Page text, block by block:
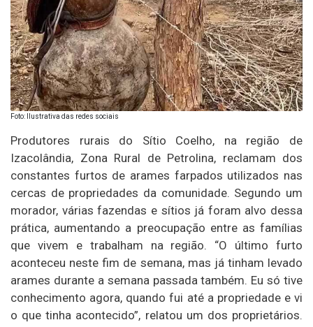
Foto: Ilustrativa das redes sociais
Produtores rurais do Sítio Coelho, na região de
Izacolândia, Zona Rural de Petrolina, reclamam dos
constantes furtos de arames farpados utilizados nas
cercas de propriedades da comunidade. Segundo um
morador, várias fazendas e sítios já foram alvo dessa
prática, aumentando a preocupação entre as famílias
que vivem e trabalham na região. “O último furto
aconteceu neste fim de semana, mas já tinham levado
arames durante a semana passada também. Eu só tive
conhecimento agora, quando fui até a propriedade e vi
o que tinha acontecido”, relatou um dos proprietários.